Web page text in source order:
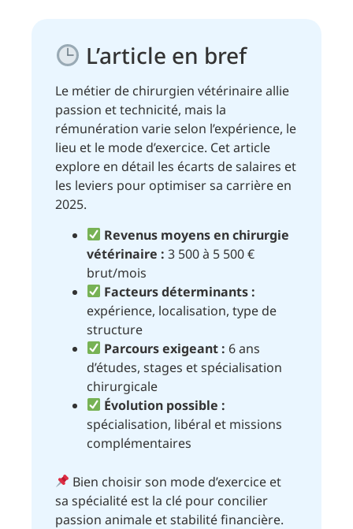
L’article en bref
Le métier de chirurgien vétérinaire allie
passion et technicité, mais la
rémunération varie selon l’expérience, le
lieu et le mode d’exercice. Cet article
explore en détail les écarts de salaires et
les leviers pour optimiser sa carrière en
2025.
Revenus moyens en chirurgie
vétérinaire : 3 500 à 5 500 €
brut/mois
Facteurs déterminants :
expérience, localisation, type de
structure
Parcours exigeant : 6 ans
d’études, stages et spécialisation
chirurgicale
Évolution possible :
spécialisation, libéral et missions
complémentaires
Bien choisir son mode d’exercice et
sa spécialité est la clé pour concilier
passion animale et stabilité financière.